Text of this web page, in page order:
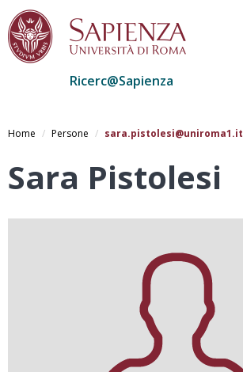
al
Ricerc@Sapienza
Home Persone sara.pistolesi@uniroma1.it
Sara Pistolesi